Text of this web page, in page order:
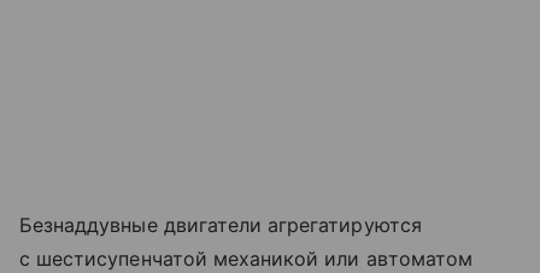
Безнаддувные двигатели агрегатируются
с шестисупенчатой механикой или автоматом